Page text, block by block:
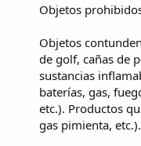
Objetos
Objetos
de golf, cañas de
sustancias
baterías, gas,
etc.). Productos
gas pimienta, etc.).